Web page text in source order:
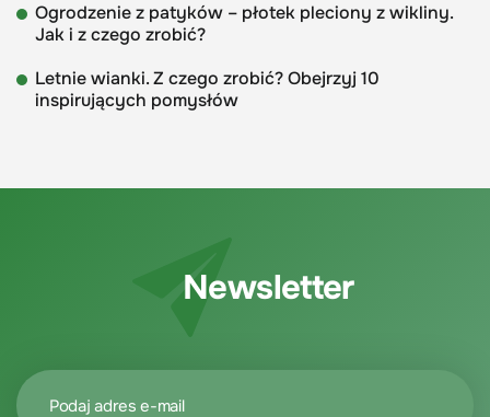
Ogrodzenie z patyków – płotek pleciony z wikliny.
Jak i z czego zrobić?
Letnie wianki. Z czego zrobić? Obejrzyj 10
inspirujących pomysłów
Newsletter